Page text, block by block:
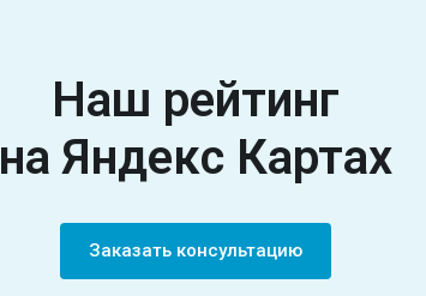
Наш рейтинг
на Яндекс Картах
Заказать консультацию